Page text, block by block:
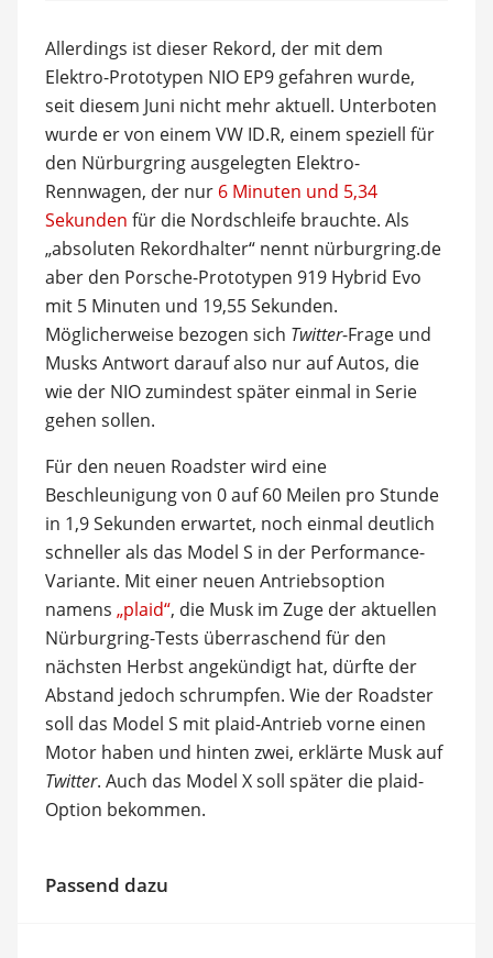
Allerdings ist dieser Rekord, der mit dem
Elektro-Prototypen NIO EP9 gefahren wurde,
seit diesem Juni nicht mehr aktuell. Unterboten
wurde er von einem VW ID.R, einem speziell für
den Nürburgring ausgelegten Elektro-
Rennwagen, der nur 6 Minuten und 5,34
Sekunden für die Nordschleife brauchte. Als
„absoluten Rekordhalter“ nennt nürburgring.de
aber den Porsche-Prototypen 919 Hybrid Evo
mit 5 Minuten und 19,55 Sekunden.
Möglicherweise bezogen sich Twitter-Frage und
Musks Antwort darauf also nur auf Autos, die
wie der NIO zumindest später einmal in Serie
gehen sollen.
Für den neuen Roadster wird eine
Beschleunigung von 0 auf 60 Meilen pro Stunde
in 1,9 Sekunden erwartet, noch einmal deutlich
schneller als das Model S in der Performance-
Variante. Mit einer neuen Antriebsoption
namens „plaid“, die Musk im Zuge der aktuellen
Nürburgring-Tests überraschend für den
nächsten Herbst angekündigt hat, dürfte der
Abstand jedoch schrumpfen. Wie der Roadster
soll das Model S mit plaid-Antrieb vorne einen
Motor haben und hinten zwei, erklärte Musk auf
Twitter. Auch das Model X soll später die plaid-
Option bekommen.
Passend dazu